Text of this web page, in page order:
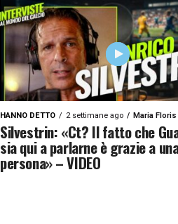
HANNO DETTO 2 settimane ago Maria Floris
Silvestrin: «Ct? Il fatto che
sia qui a parlarne è grazie a
persona» – VIDEO